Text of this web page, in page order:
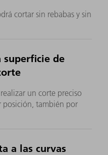
cortar sin rebabas y sin
de
un corte preciso
posición, también por
a las curvas